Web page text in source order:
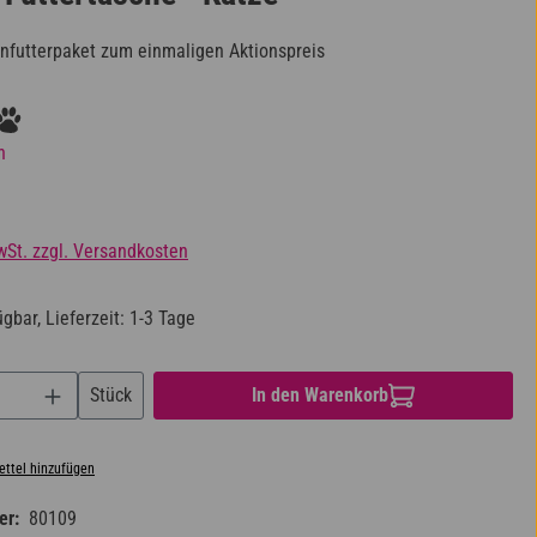
zum einmaligen Aktionspreis
Bewertung von 4 von 5 Sternen
zzgl. Versandkosten
Lieferzeit: 1-3 Tage
Gib den gewünschten Wert ein oder
Stück In den Warenkorb
hinzufügen
80109